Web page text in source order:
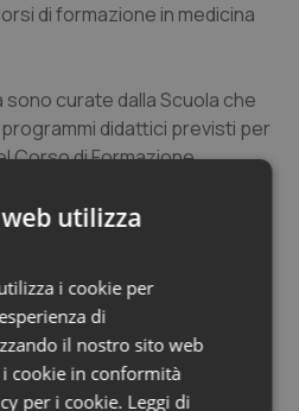
& Testa Collo
di formazione in medicina
curate dalla Scuola che
didattici previsti per
Corso di Formazione
sono attivi ancora due
2020 con la presenza di circa
in Medicina Generale
all’esercizio della
Medicina Generale o più
famiglia'."
utilizza
i cookie per
di
il nostro sito web
cookie in conformità
per i cookie. Leggi di